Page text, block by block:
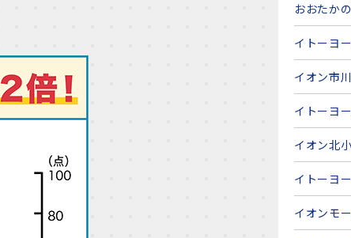
おおたか
イトーヨ
イオン市
イトーヨ
イオン北
イトーヨ
イオンモ